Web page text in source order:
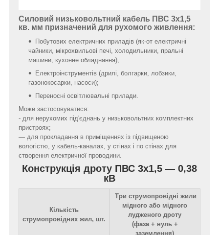
Силовий низьковольтний кабель ПВС 3х1,5
кв. мм призначений для рухомого живлення:
Побутових електричних приладів (як-от електричні
чайники, мікрохвильові печі, холодильники, пральні
машини, кухонне обладнання);
Електроінструментів (дрилі, болгарки, лобзики,
газонокосарки, насоси);
Переносні освітлювальні прилади.
Може застосовуватися:
- для нерухомих під'єднань у низьковольтних комплектних
пристроях;
— для прокладання в приміщеннях із підвищеною
вологістю, у кабель-каналах, у стінах і по стінах для
створення електричної проводини.
Конструкція дроту ПВС 3х1,5 — 0,38
кВ
Кількість
струмопровідних жил, шт.
Три струмопровідні жили
мідного або мідного
лудженого дроту
(фаза + нуль +
заземлення)